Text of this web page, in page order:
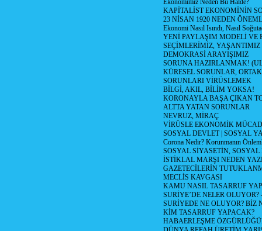
Ekonomimiz Neden Bu Halde?
KAPİTALİST EKONOMİNİN
23 NİSAN 1920 NEDEN
Ekonomi Nasıl Isındı, Nasıl
YENİ PAYLAŞIM MODELİ VE
SEÇİMLERİMİZ, YAŞANTIMIZ
DEMOKRASİ ARAYIŞIMIZ
SORUNA HAZIRLANMAK!
KÜRESEL SORUNLAR,
SORUNLARI VİRÜSLEMEK
BİLGİ, AKIL, BİLİM YOKSA!
KORONAYLA BAŞA ÇIKAN
ALTTA YATAN SORUNLAR
NEVRUZ, MİRAÇ
VİRÜSLE EKONOMİK
SOSYAL DEVLET | SOSYAL
Corona Nedir? Korunmanın
SOSYAL SİYASETİN,
İSTİKLAL MARŞI NEDEN
GAZETECİLERİN
MECLİS KAVGASI
KAMU NASIL TASARRUF
SURİYE’DE NELER OLUYOR?
SURİYEDE NE OLUYOR? BİZ
KİM TASARRUF YAPACAK?
HABAERLEŞME